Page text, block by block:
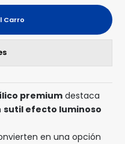
Carro
premiumdestaca
sutil efecto luminoso
en una opción